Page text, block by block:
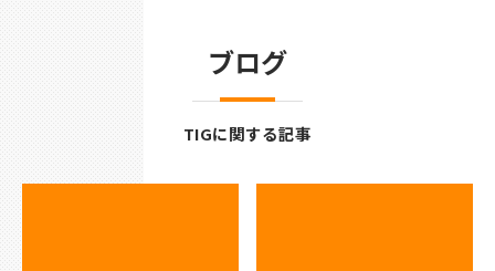
ブログ
TIGに関する記事